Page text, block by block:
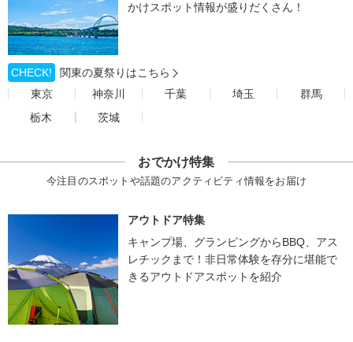
かけスポット情報が盛りだくさん！
CHECK!
関東の夏祭りはこちら
東京
神奈川 千葉 埼玉
群馬
栃木
茨城
おでかけ特集
今注目のスポットや話題のアクティビティ情報をお届け
アウトドア特集
キャンプ場、グランピングからBBQ、アス
レチックまで！非日常体験を存分に堪能で
きるアウトドアスポットを紹介